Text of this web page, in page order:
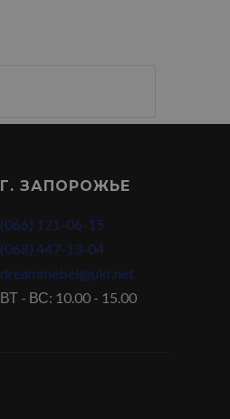
Г. ЗАПОРОЖЬЕ
(066) 121-06-15
(068) 447-13-04
dreammebel@ukr.net
ВТ - ВС: 10.00 - 15.00